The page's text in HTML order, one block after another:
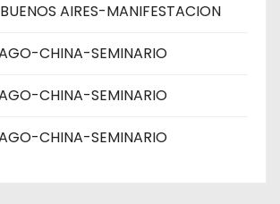
AIRES-MANIFESTACION
CHINA-SEMINARIO
CHINA-SEMINARIO
CHINA-SEMINARIO